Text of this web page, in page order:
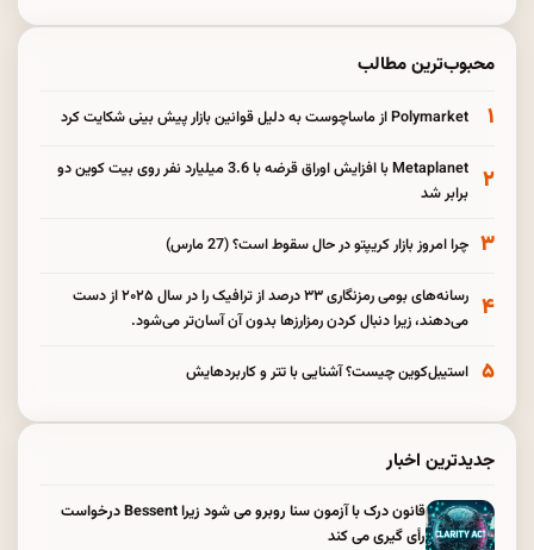
محبوب‌ترین مطالب
۱ Polymarket از ماساچوست به دلیل قوانین بازار پیش بینی شکایت کرد
۲
Metaplanet با افزایش اوراق قرضه با 3.6 میلیارد نفر روی بیت کوین دو
برابر شد
۳ چرا امروز بازار کریپتو در حال سقوط است؟ (27 مارس)
۴
رسانه‌های بومی رمزنگاری ۳۳ درصد از ترافیک را در سال ۲۰۲۵ از دست
می‌دهند، زیرا دنبال کردن رمزارزها بدون آن آسان‌تر می‌شود.
۵ استیبل‌کوین چیست؟ آشنایی با تتر و کاربردهایش
جدیدترین اخبار
قانون درک با آزمون سنا روبرو می شود زیرا Bessent درخواست
رأی گیری می کند